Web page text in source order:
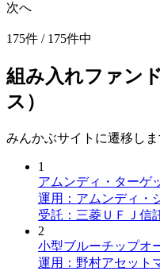
次へ
175件 / 175件中
組み入れファン
ス）
みんかぶサイトに遷移しま
1
アムンディ・ターゲ
運用：アムンディ・
受託：三菱ＵＦＪ信
2
小型ブルーチップオ
運用：野村アセット